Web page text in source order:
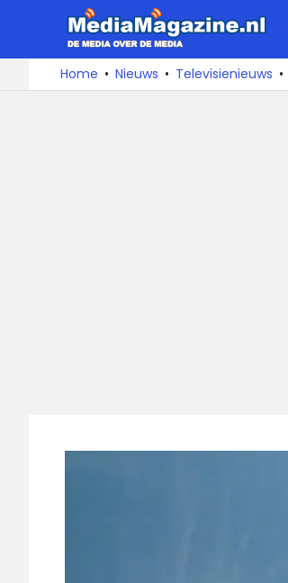
naar
De
media
over
Home Nieuws Televisienieuws